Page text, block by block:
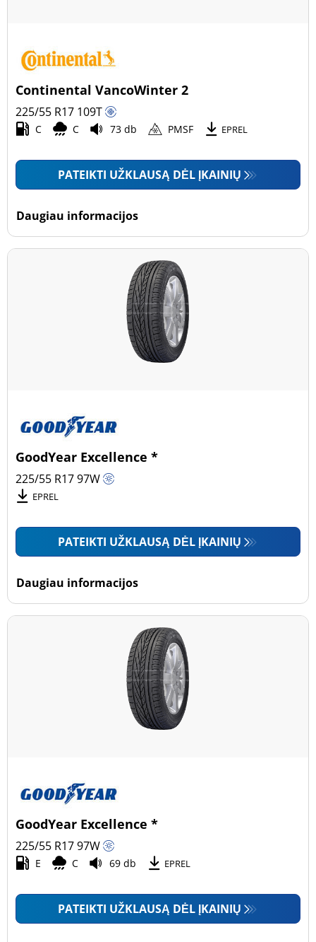
Continental VancoWinter 2
225/55 R17 109T
C C 73 db PMSF EPREL
PATEIKTI UŽKLAUSĄ DĖL ĮKAINIŲ
Daugiau informacijos
GoodYear Excellence *
225/55 R1797W
EPREL
PATEIKTI UŽKLAUSĄ DĖL ĮKAINIŲ
Daugiau informacijos
GoodYear Excellence *
225/55 R1797W
E C 69 db EPREL
PATEIKTI UŽKLAUSĄ DĖL ĮKAINIŲ